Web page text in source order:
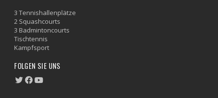
3 Tennishallenplätze
2 Squashcourts
3 Badmintoncourts
Tischtennis
Kampfsport
FOLGEN SIE UNS